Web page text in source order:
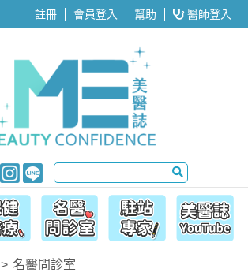
註冊 會員登入 幫助 醫師登入
名醫問診室